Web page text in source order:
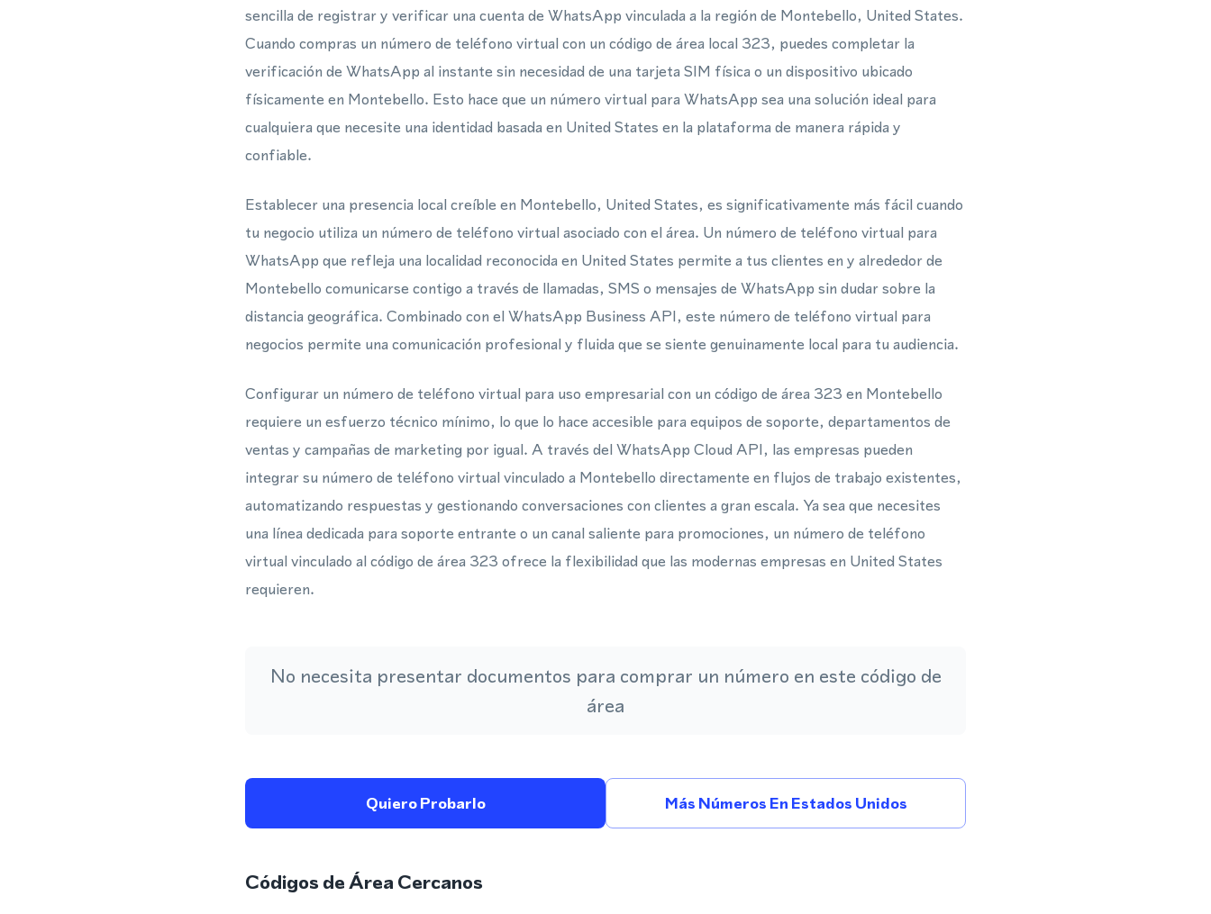
sencilla de registrar y verificar una cuenta de WhatsApp vinculada a la región de Montebello, United States.
Cuando compras un número de teléfono virtual con un código de área local 323, puedes completar la
verificación de WhatsApp al instante sin necesidad de una tarjeta SIM física o un dispositivo ubicado
físicamente en Montebello. Esto hace que un número virtual para WhatsApp sea una solución ideal para
cualquiera que necesite una identidad basada en United States en la plataforma de manera rápida y
confiable.
Establecer una presencia local creíble en Montebello, United States, es significativamente más fácil cuando
tu negocio utiliza un número de teléfono virtual asociado con el área. Un número de teléfono virtual para
WhatsApp que refleja una localidad reconocida en United States permite a tus clientes en y alrededor de
Montebello comunicarse contigo a través de llamadas, SMS o mensajes de WhatsApp sin dudar sobre la
distancia geográfica. Combinado con el WhatsApp Business API, este número de teléfono virtual para
negocios permite una comunicación profesional y fluida que se siente genuinamente local para tu audiencia.
Configurar un número de teléfono virtual para uso empresarial con un código de área 323 en Montebello
requiere un esfuerzo técnico mínimo, lo que lo hace accesible para equipos de soporte, departamentos de
ventas y campañas de marketing por igual. A través del WhatsApp Cloud API, las empresas pueden
integrar su número de teléfono virtual vinculado a Montebello directamente en flujos de trabajo existentes,
automatizando respuestas y gestionando conversaciones con clientes a gran escala. Ya sea que necesites
una línea dedicada para soporte entrante o un canal saliente para promociones, un número de teléfono
virtual vinculado al código de área 323 ofrece la flexibilidad que las modernas empresas en United States
requieren.
No necesita presentar documentos para comprar un número en este código de
área
Quiero Probarlo Más Números En Estados Unidos
Códigos de Área Cercanos